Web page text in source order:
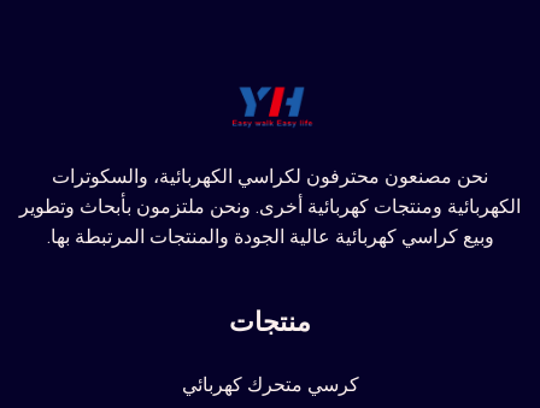
نحن مصنعون محترفون لكراسي الكهربائية، والسكوترات
الكهربائية ومنتجات كهربائية أخرى. ونحن ملتزمون بأبحاث وتطوير
وبيع كراسي كهربائية عالية الجودة والمنتجات المرتبطة بها.
منتجات
كرسي متحرك كهربائي